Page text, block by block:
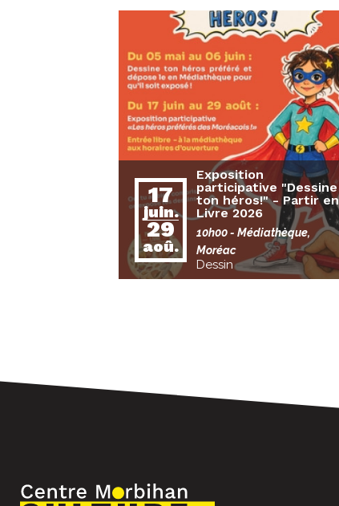
17
juin.
29
aoû.
Exposition
participative "Dessine
ton héros!" - Partir en
Livre 2026
10h00- Médiathèque,
Moréac
Dessin